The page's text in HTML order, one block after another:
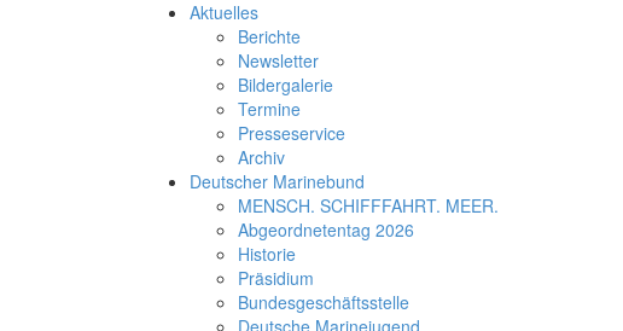
Aktuelles
Berichte
Newsletter
Bildergalerie
Termine
Presseservice
Archiv
Deutscher Marinebund
MENSCH. SCHIFFFAHRT. MEER.
Abgeordnetentag 2026
Historie
Präsidium
Bundesgeschäftsstelle
Deutsche Marinejugend